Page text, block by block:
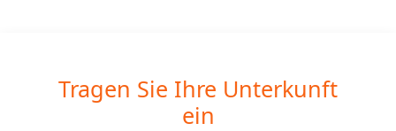
Tragen Sie Ihre Unterkunft
ein